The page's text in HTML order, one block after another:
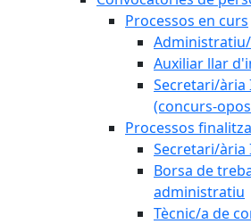
Processos en curs
Auxiliar llar
Secretari/
(concurs-
Processos
Secretari/
Borsa de
administratiu
Tècnic/a de